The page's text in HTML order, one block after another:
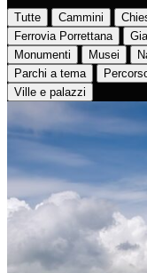
Tutte Cammini
Ferrovia Porrettana
Monumenti
Musei
Parchi a tema
Ville e palazzi